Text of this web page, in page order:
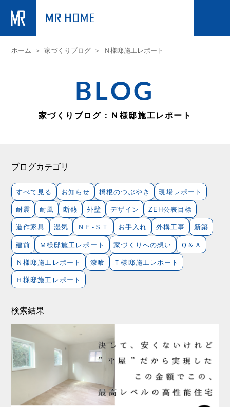
ホーム 家づくりブログ Ｎ様邸施工レポート
BLOG
家づくりブログ：Ｎ様邸施工レポート
ブログカテゴリ
すべて見る お知らせ 橋根のつぶやき
現場レポート
耐震
耐風 断熱 外壁 デザイン
ZEH公表目標
造作家具
湿気 ＮＥ-ＳＴ お手入れ 外構工事
新築
建前
Ｍ様邸施工レポート 家づくりへの想い
Ｑ＆Ａ
Ｎ様邸施工レポート
漆喰
Ｔ様邸施工レポート
Ｈ様邸施工レポート
検索結果